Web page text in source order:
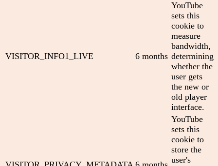
VISITOR_INFO1_LIVE 6 months
YouTube
sets this
cookie to
measure
bandwidth,
determining
whether the
user gets
the new or
old player
interface.
YouTube
sets this
cookie to
store the
user's